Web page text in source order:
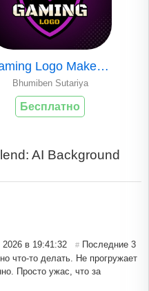
Gaming Logo Maker Esport Logo
Bhumiben Sutariya
Бесплатно
AI Background
2026 в 19:41:32 # Последние 3
что-то делать. Не прогружает
Просто ужас, что за